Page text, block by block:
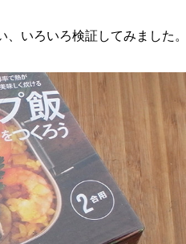
いろいろ検証してみました。